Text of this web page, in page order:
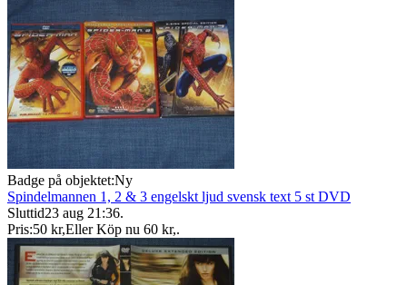
Badge på objektet:Ny
Spindelmannen 1, 2 & 3 engelskt ljud svensk text 5 st DVD
Sluttid23 aug 21:36.
Pris:50 kr,Eller Köp nu 60 kr,.